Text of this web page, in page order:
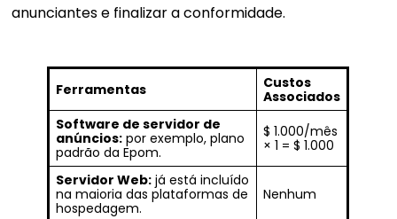
anunciantes e finalizar a conformidade.
Ferramentas
Custos
Associados
Software de servidor de
anúncios: por exemplo, plano
padrão da Epom.
$ 1.000/mês
× 1 = $ 1.000
Servidor Web: já está incluído
na maioria das plataformas de
hospedagem.
Nenhum